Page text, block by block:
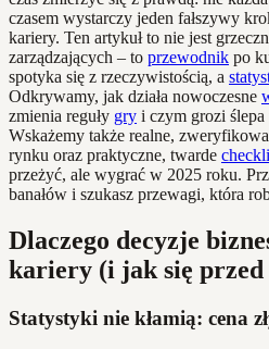
czasem wystarczy jeden fałszywy
kariery. Ten artykuł to nie jest
zarządzających – to przewodnik po
spotyka się z rzeczywistością, a
Odkrywamy, jak działa nowoczesne
zmienia reguły gry i czym grozi
Wskażemy także realne,
rynku oraz praktyczne, twarde
przeżyć, ale wygrać w 2025 roku.
banałów i szukasz przewagi, która
Dlaczego decyzje
kariery (i jak się
Statystyki nie kłamią: cena